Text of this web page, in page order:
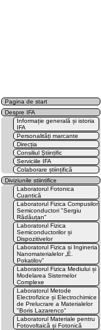
Pagina de start
Despre IFA
Informație generală și istoria
IFA
Personalități marcante
Direcția
Consiliul Științific
Serviciile IFA
Colaborare științifică
Diviziunile stiintifice
Laboratorul Fotonica
Cuantică
Laboratorul Fizica Compusilor
Semiconductori "Sergiu
Rădăuțan"
Laboratorul Fizica
Semiconductorilor și
Dispozitivelor
Laboratorul Fizica și Ingineria
Nanomaterialelor „E.
Pokatilov”
Laboratorul Fizica Mediului și
Modelarea Sistemelor
Complexe
Laboratorul Metode
Electrofizice și Electrochimice
de Prelucrare a Materialelor
"Boris Lazarenco"
Laboratorul Materiale pentru
Fotovoltaică și Fotonică